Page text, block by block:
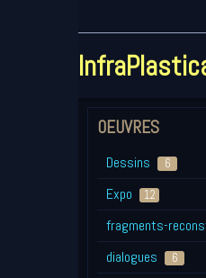
OEUVRES
Dessins 6
Expo 12
fragments-
dialogues 6